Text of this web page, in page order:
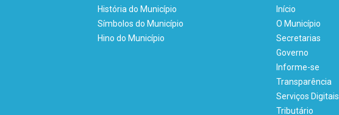
História do Município
Símbolos do Município
Hino do Município
Início
O Município
Secretarias
Governo
Informe-se
Transparência
Serviços Digitais
Tributário